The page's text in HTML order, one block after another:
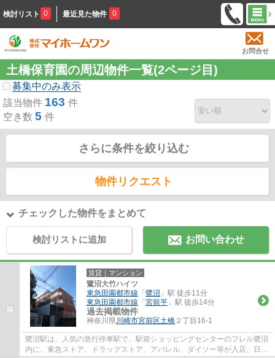
検討リスト 0 最近見た物件 0
お問合せ
土橋保育園の周辺物件一覧(2ページ目)
募集中のみ表示
該当物件 163 件
空き数 5 件
さらに条件を絞り込む
物件リクエスト
チェックした物件をまとめて
検討リストに追加 お問い合わせ
賃貸｜マンション
鷺沼大竹ハイツ
東急田園都市線 「 鷺沼 」駅 徒歩11分
東急田園都市線 「 宮前平 」駅 徒歩14分
過去掲載物件
神奈川県川崎市宮前区土橋 ２丁目16-1
鷺沼駅は、人気の急行停車駅で、駅前ショッピングセンターのフレル鷺沼
内に、東急ストア、ドラッグストア、アパレル、ダイソー等が入店、日常